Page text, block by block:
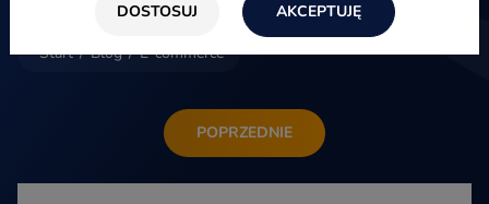
Start / Blog / E-commerce
POPRZEDNIE
DOSTOSUJ AKCEPTUJĘ